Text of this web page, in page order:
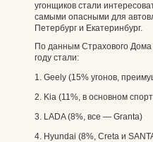
угонщиков стали
самыми опасными для
Петербург и Екатеринбург.
По данным Страхового
году стали:
1. Geely (15% угонов,
2. Kia (11%, в основном
3. LADA (8%, все — Granta)
4. Hyundai (8%, Creta и